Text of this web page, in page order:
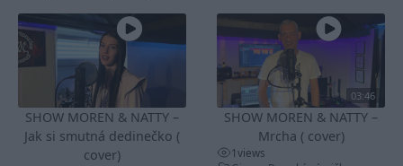
SHOW MOREN & NATTY –
Jak si smutná dedinečko (
cover)
03:46
SHOW MOREN & NATTY –
Mrcha ( cover)
1views